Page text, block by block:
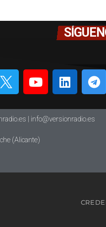
| info@versionradio.es
(Alicante)